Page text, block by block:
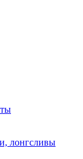
лонгсливы